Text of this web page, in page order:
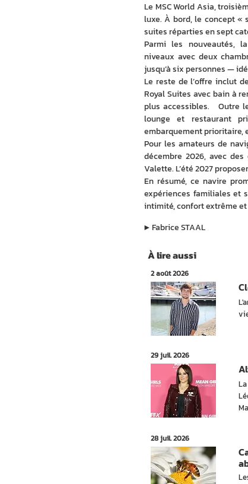
Le MSC World Asia,
luxe. À bord, le concept «
suites réparties en sept
Parmi les nouveautés,
niveaux avec deux
jusqu’à six personnes —
Le reste de l’offre inclut
Royal Suites avec bain à
plus accessibles.   Outre
lounge et restaurant
embarquement prioritaire,
Pour les amateurs de
décembre 2026, avec
Valette. L’été 2027
En résumé, ce navire
expériences familiales et
intimité, confort extrême
Fabrice STAAL
▶︎
À lire aussi
2 août 2026
29 juil. 2026
28 juil. 2026